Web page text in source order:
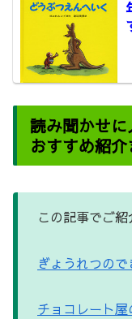
読み聞かせ
おすすめ紹介
この記事でご
ぎょうれつの
チョコレート屋